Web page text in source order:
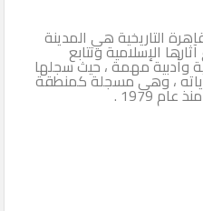
التاريخية هي المدينة
الإسلامية وتتابع
وأدبية مهمة ، حيث سجلها
، وهى مسجلة كمنطقة
1979 .